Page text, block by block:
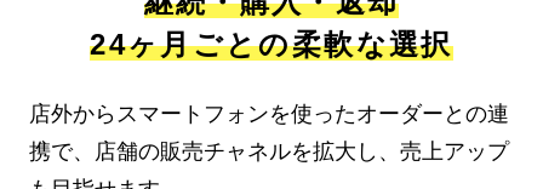
24ヶ月ごとの柔軟な選択
店外からスマートフォンを使ったオーダーとの連
携で、店舗の販売チャネルを拡大し、売上アップ